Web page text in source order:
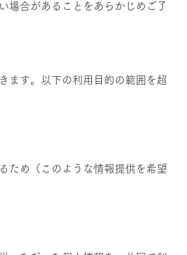
場合があることをあらかじめご了
ます。以下の利用目的の範囲を超
ため（このような情報提供を希望